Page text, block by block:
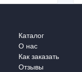
Каталог
О нас
Как заказать
Отзывы